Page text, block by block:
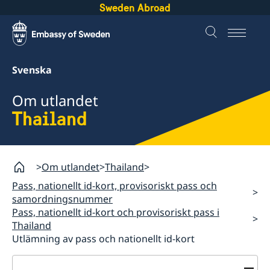
Sweden Abroad
Svenska
Om utlandet
Thailand
Om utlandet Thailand
Pass, nationellt id-kort, provisoriskt pass och
samordningsnummer
Pass, nationellt id-kort och provisoriskt pass i
Thailand
Utlämning av pass och nationellt id-kort